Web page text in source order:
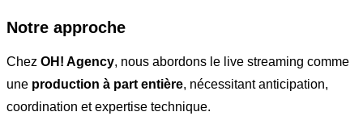
Notre approche
Chez OH! Agency, nous abordons le live streaming comme
une production à part entière, nécessitant anticipation,
coordination et expertise technique.